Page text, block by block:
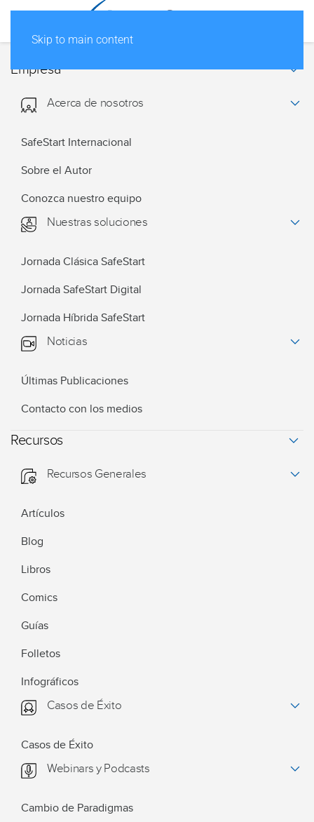
Skip to main content
Empresa
Acerca de nosotros
SafeStart Internacional
Sobre el Autor
Conozca nuestro equipo
Nuestras soluciones
Jornada Clásica SafeStart
Jornada SafeStart Digital
Jornada Híbrida SafeStart
Noticias
Últimas Publicaciones
Contacto con los medios
Recursos
Recursos Generales
Artículos
Blog
Libros
Comics
Guías
Folletos
Infográficos
Casos de Éxito
Casos de Éxito
Webinars y Podcasts
Cambio de Paradigmas